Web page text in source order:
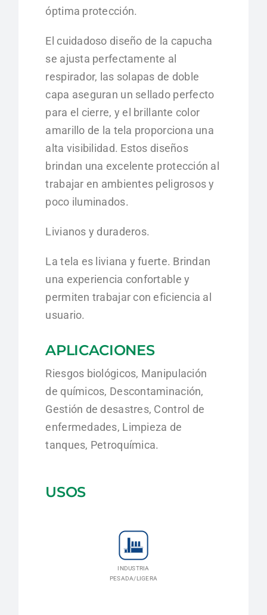
óptima protección.
El cuidadoso diseño de la capucha
se ajusta perfectamente al
respirador, las solapas de doble
capa aseguran un sellado perfecto
para el cierre, y el brillante color
amarillo de la tela proporciona una
alta visibilidad. Estos diseños
brindan una excelente protección al
trabajar en ambientes peligrosos y
poco iluminados.
Livianos y duraderos.
La tela es liviana y fuerte. Brindan
una experiencia confortable y
permiten trabajar con eficiencia al
usuario.
APLICACIONES
Riesgos biológicos, Manipulación
de químicos, Descontaminación,
Gestión de desastres, Control de
enfermedades, Limpieza de
tanques, Petroquímica.
USOS
INDUSTRIA
PESADA/LIGERA